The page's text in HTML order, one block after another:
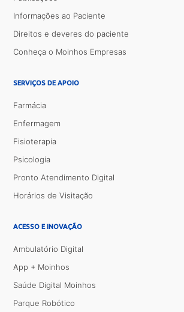
Informações ao Paciente
Direitos e deveres do paciente
Conheça o Moinhos Empresas
SERVIÇOS DE APOIO
Farmácia
Enfermagem
Fisioterapia
Psicologia
Pronto Atendimento Digital
Horários de Visitação
ACESSO E INOVAÇÃO
Ambulatório Digital
App + Moinhos
Saúde Digital Moinhos
Parque Robótico